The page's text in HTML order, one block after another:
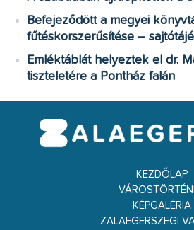
Befejeződött a megyei
fűtéskorszerűsítése –
Emléktáblát helyeztek el dr.
tiszteletére a Pontház falán
KEZDŐLAP
KÉPGALÉRIA
ZALAEGERSZEGI